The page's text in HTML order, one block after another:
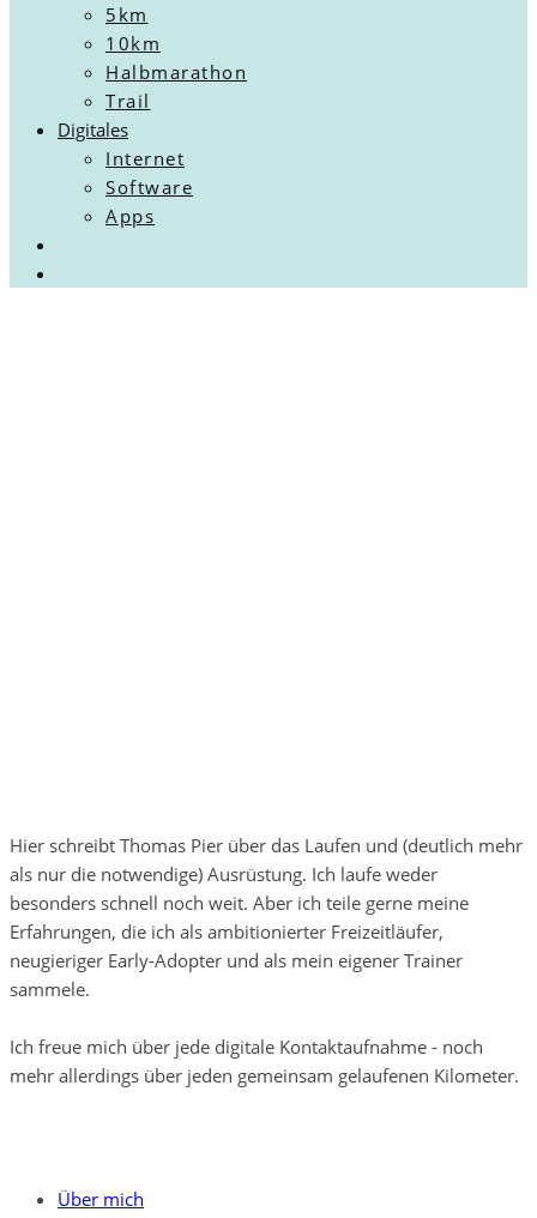
5km
10km
Halbmarathon
Trail
Digitales
Internet
Software
Apps
Hier schreibt Thomas Pier über das Laufen und (deutlich mehr
als nur die notwendige) Ausrüstung. Ich laufe weder
besonders schnell noch weit. Aber ich teile gerne meine
Erfahrungen, die ich als ambitionierter Freizeitläufer,
neugieriger Early-Adopter und als mein eigener Trainer
sammele.
Ich freue mich über jede digitale Kontaktaufnahme - noch
mehr allerdings über jeden gemeinsam gelaufenen Kilometer.
Über mich